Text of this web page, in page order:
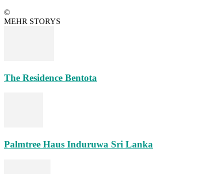
©
MEHR STORYS
The Residence Bentota
Palmtree Haus Induruwa Sri Lanka